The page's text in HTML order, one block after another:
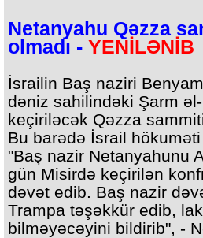
Netanyahu Qəzza
olmadı - YENİLƏNİB
İsrailin Baş naziri
dəniz sahilindəki Şarm
keçiriləcək Qəzza
Bu barədə İsrail
"Baş nazir Netanyahunu
gün Misirdə keçirilən
dəvət edib. Baş nazir
Trampa təşəkkür edib,
bilməyəcəyini bildirib", -